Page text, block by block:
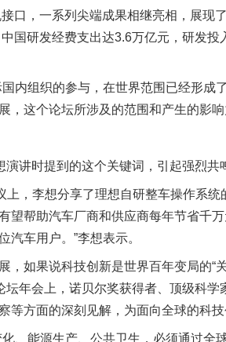
，一系列尖端成果相继亮相，展现
国研发经费支出达3.6万亿元，研发
组织的参与，在世界范围已经形成
这个论坛所涉及的范围和产生的影响
讲时提到的这个关键词，引起强烈共
李想分享了理想自研整车操作系统
望帮助汽车厂商和供应商每年节省千
车用户。”李想表示。
如果说科技创新是世界百年变局的“
坛年会上，诺贝尔奖获得者、顶级科
方面的深刻见解，为面向全球的科技
能源生产、公共卫生，必须通过全